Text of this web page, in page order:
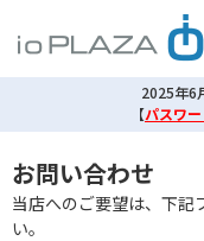
2025年6
【パスワ
お問い合わせ
当店へのご要望は、下記
い。